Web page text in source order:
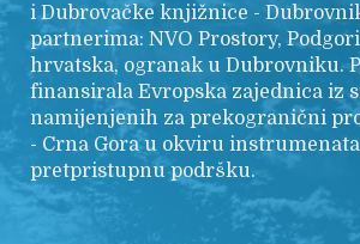
i Dubrovačke knjižnice -
partnerima: NVO Prostory,
hrvatska, ogranak u Dubrovniku.
finansirala Evropska zajednica iz
namijenjenih za prekogranični
- Crna Gora u okviru
pretpristupnu podršku.